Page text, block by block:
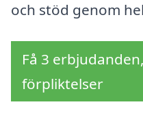
och stöd genom
Få 3
förpliktelser